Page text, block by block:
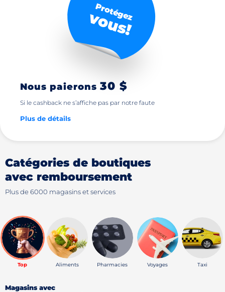
Protégez
vous!
Nous paierons 30 $
Si le cashback ne s’affiche pas par notre faute
Plus de détails
Catégories de boutiques
avec remboursement
Plus de 6000 magasins et services
Top Aliments Pharmacies Voyages Taxi
Magasins avec